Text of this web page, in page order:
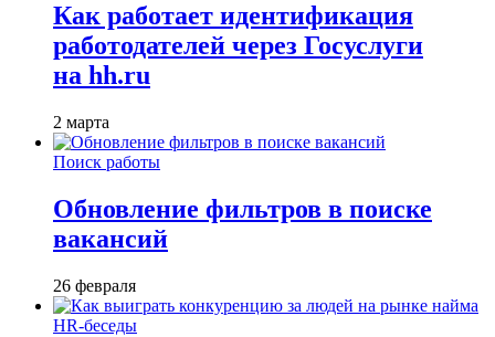
Как работает идентификация
работодателей через Госуслуги
на hh.ru
2 марта
Поиск работы
Обновление фильтров в поиске
вакансий
26 февраля
HR-беседы